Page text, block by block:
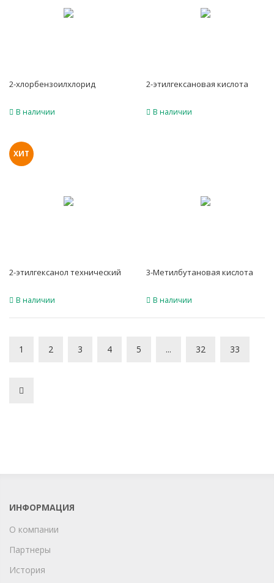
2-хлорбензоилхлорид
В наличии
2-этилгексановая кислота
В наличии
ХИТ
2-этилгексанол технический
В наличии
3-Метилбутановая кислота
В наличии
1 2 3 4 5 ... 32 33
ИНФОРМАЦИЯ
О компании
Партнеры
История